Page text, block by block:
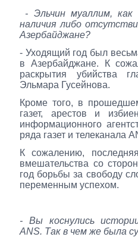
- Эльчин муаллим,
наличия либо
Азербайджане?
- Уходящий год был
в Азербайджане. К
раскрытия убийства
Эльмара Гусейнова.
Кроме того, в
газет, арестов и
информационного
ряда газет и телеканала
К сожалению,
вмешательства со
год борьбы за свободу
переменным успехом.
- Вы коснулись
ANS. Так в чем же была